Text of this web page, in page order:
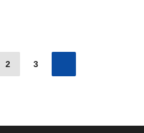
2 3